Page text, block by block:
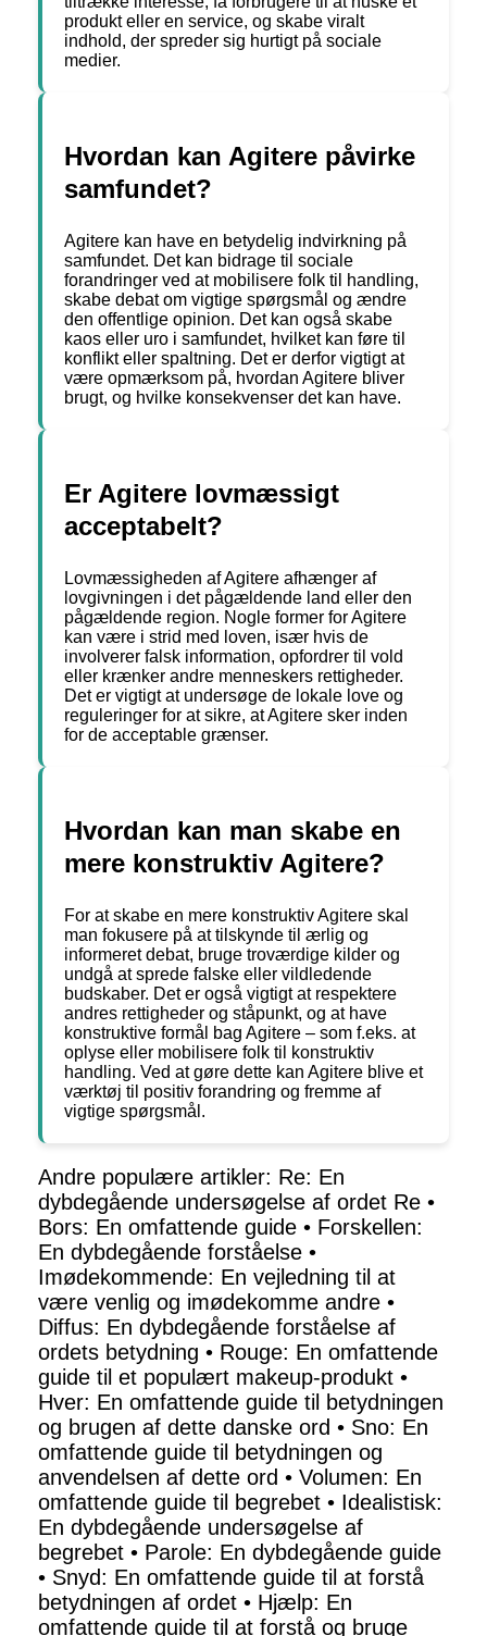
produkt eller en service, og skabe viralt
indhold, der spreder sig hurtigt på sociale
medier.
Hvordan kan Agitere påvirke
samfundet?
Agitere kan have en betydelig indvirkning på
samfundet. Det kan bidrage til sociale
forandringer ved at mobilisere folk til handling,
skabe debat om vigtige spørgsmål og ændre
den offentlige opinion. Det kan også skabe
kaos eller uro i samfundet, hvilket kan føre til
konflikt eller spaltning. Det er derfor vigtigt at
være opmærksom på, hvordan Agitere bliver
brugt, og hvilke konsekvenser det kan have.
Er Agitere lovmæssigt
acceptabelt?
Lovmæssigheden af ​​Agitere afhænger af
lovgivningen i det pågældende land eller den
pågældende region. Nogle former for Agitere
kan være i strid med loven, især hvis de
involverer falsk information, opfordrer til vold
eller krænker andre menneskers rettigheder.
Det er vigtigt at undersøge de lokale love og
reguleringer for at sikre, at Agitere sker inden
for de acceptable grænser.
Hvordan kan man skabe en
mere konstruktiv Agitere?
For at skabe en mere konstruktiv Agitere skal
man fokusere på at tilskynde til ærlig og
informeret debat, bruge troværdige kilder og
undgå at sprede falske eller vildledende
budskaber. Det er også vigtigt at respektere
andres rettigheder og ståpunkt, og at have
konstruktive formål bag Agitere – som f.eks. at
oplyse eller mobilisere folk til konstruktiv
handling. Ved at gøre dette kan Agitere blive et
værktøj til positiv forandring og fremme af
vigtige spørgsmål.
Andre populære artikler: Re: En
dybdegående undersøgelse af ordet Re •
Bors: En omfattende guide • Forskellen:
En dybdegående forståelse •
Imødekommende: En vejledning til at
være venlig og imødekomme andre •
Diffus: En dybdegående forståelse af
ordets betydning • Rouge: En omfattende
guide til et populært makeup-produkt •
Hver: En omfattende guide til betydningen
og brugen af dette danske ord • Sno: En
omfattende guide til betydningen og
anvendelsen af dette ord • Volumen: En
omfattende guide til begrebet • Idealistisk:
En dybdegående undersøgelse af
begrebet • Parole: En dybdegående guide
• Snyd: En omfattende guide til at forstå
betydningen af ordet • Hjælp: En
omfattende guide til at forstå og bruge